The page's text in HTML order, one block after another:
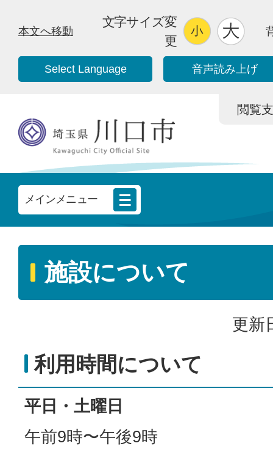
本文へ移動
文字サイズ変
更
Select Language 音声読み上げ
閲覧
メインメニュー
施設について
更新
利用時間について
平日・土曜日
午前9時〜午後9時